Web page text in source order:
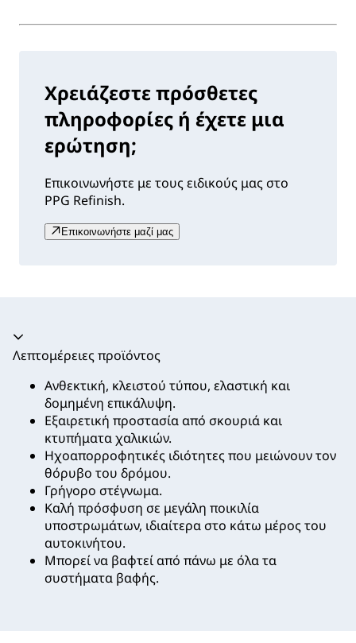
Χρειάζεστε πρόσθετες
πληροφορίες ή έχετε μια
ερώτηση;
Επικοινωνήστε με τους ειδικούς μας στο
PPG Refinish.
Επικοινωνήστε μαζί μας
Ακορντεόν καταρρεύσει
Λεπτομέρειες προϊόντος
Ανθεκτική, κλειστού τύπου, ελαστική και
δομημένη επικάλυψη.
Εξαιρετική προστασία από σκουριά και
κτυπήματα χαλικιών.
Ηχοαπορροφητικές ιδιότητες που μειώνουν τον
θόρυβο του δρόμου.
Γρήγορο στέγνωμα.
Καλή πρόσφυση σε μεγάλη ποικιλία
υποστρωμάτων, ιδιαίτερα στο κάτω μέρος του
αυτοκινήτου.
Μπορεί να βαφτεί από πάνω με όλα τα
συστήματα βαφής.